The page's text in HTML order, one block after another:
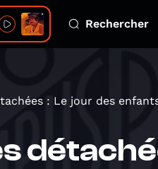
Meu Amigo Rechercher
: Le jour des